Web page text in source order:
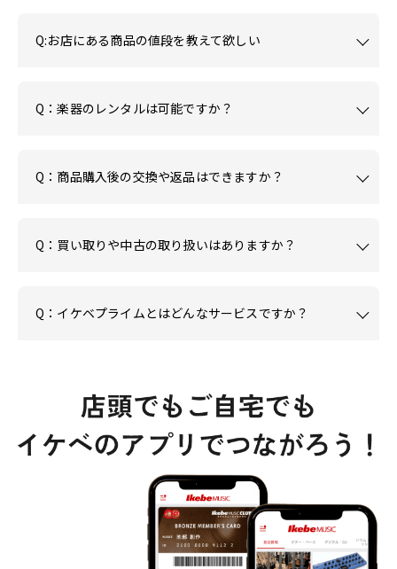
Q:お店にある商品の値段を教えて欲しい
Q：楽器のレンタルは可能ですか？
Q：商品購入後の交換や返品はできますか？
Q：買い取りや中古の取り扱いはありますか？
Q：イケベプライムとはどんなサービスですか？